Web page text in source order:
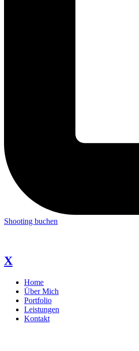
Shooting buchen
X
Home
Über Mich
Portfolio
Leistungen
Kontakt